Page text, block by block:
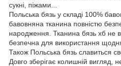
сукні, піжами...
Польська бязь у складі 100%
бавовняна тканина повністю
народження. Тканина бязь хб не
безпечна для використання
Також Польська бязь славиться
Довго зберігає колишній вигляд,